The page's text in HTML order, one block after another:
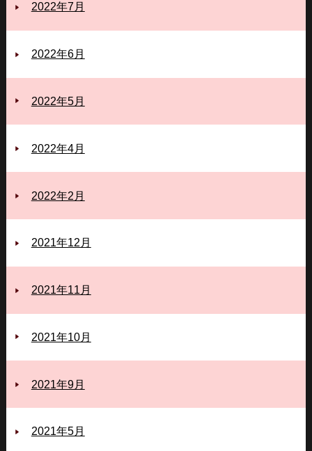
2022年7月
2022年6月
2022年5月
2022年4月
2022年2月
2021年12月
2021年11月
2021年10月
2021年9月
2021年5月